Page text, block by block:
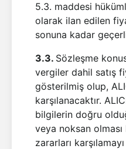
5.3. maddesi
olarak ilan edilen
sonuna kadar
3.3. Sözleşme
vergiler dahil satış
gösterilmiş olup,
karşılanacaktır.
bilgilerin doğru
veya noksan
zararları